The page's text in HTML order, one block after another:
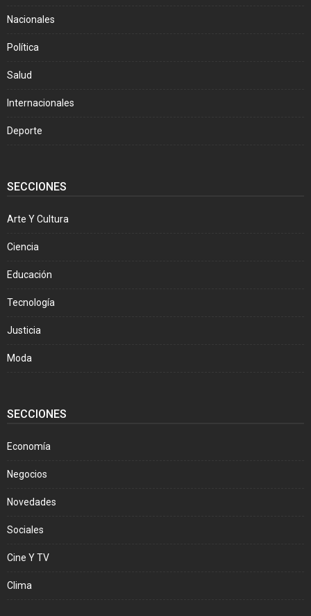
Nacionales
Política
Salud
Internacionales
Deporte
SECCIONES
Arte Y Cultura
Ciencia
Educación
Tecnología
Justicia
Moda
SECCIONES
Economía
Negocios
Novedades
Sociales
Cine Y TV
Clima